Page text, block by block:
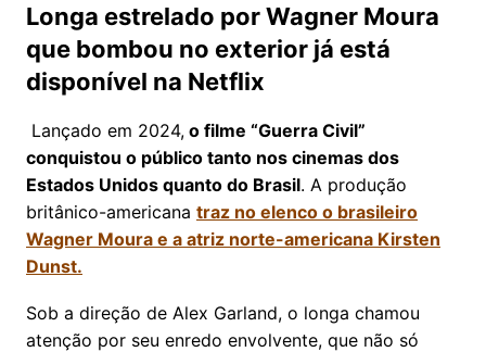
Longa estrelado por Wagner Moura
que bombou no exterior já está
disponível na Netflix
Lançado em 2024, o filme “Guerra Civil”
conquistou o público tanto nos cinemas dos
Estados Unidos quanto do Brasil. A produção
britânico-americana traz no elenco o brasileiro
Wagner Moura e a atriz norte-americana Kirsten
Dunst.
Sob a direção de Alex Garland, o longa chamou
atenção por seu enredo envolvente, que não só